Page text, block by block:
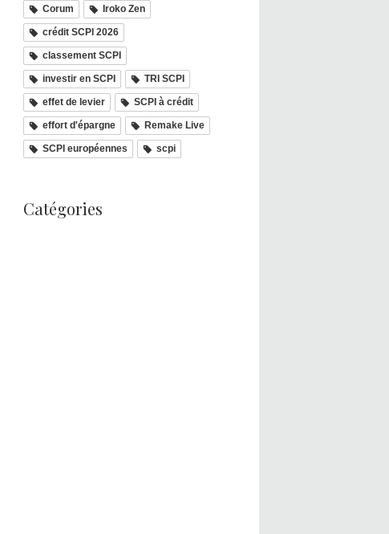
Corum Iroko Zen
crédit SCPI 2026
classement SCPI
investir en SCPI TRI SCPI
effet de levier SCPI à crédit
effort d'épargne Remake Live
SCPI européennes scpi
Catégories